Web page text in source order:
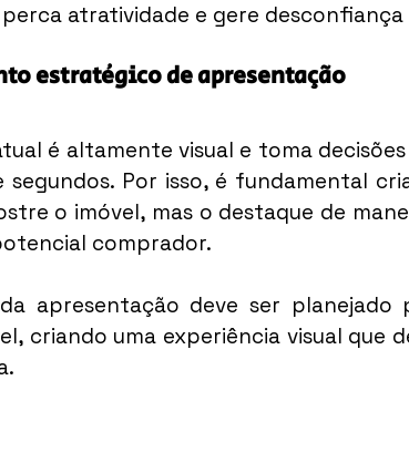
atratividade e gere
estratégico de apresentação
é altamente visual e toma
segundos. Por isso, é fundamental
o imóvel, mas o destaque de
comprador.
apresentação deve ser
criando uma experiência visual que